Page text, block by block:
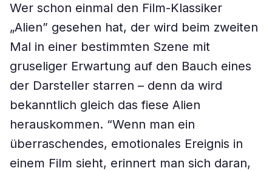
Wer schon einmal den Film-Klassiker
„Alien” gesehen hat, der wird beim zweiten
Mal in einer bestimmten Szene mit
gruseliger Erwartung auf den Bauch eines
der Darsteller starren – denn da wird
bekanntlich gleich das fiese Alien
herauskommen. “Wenn man ein
überraschendes, emotionales Ereignis in
einem Film sieht, erinnert man sich daran,